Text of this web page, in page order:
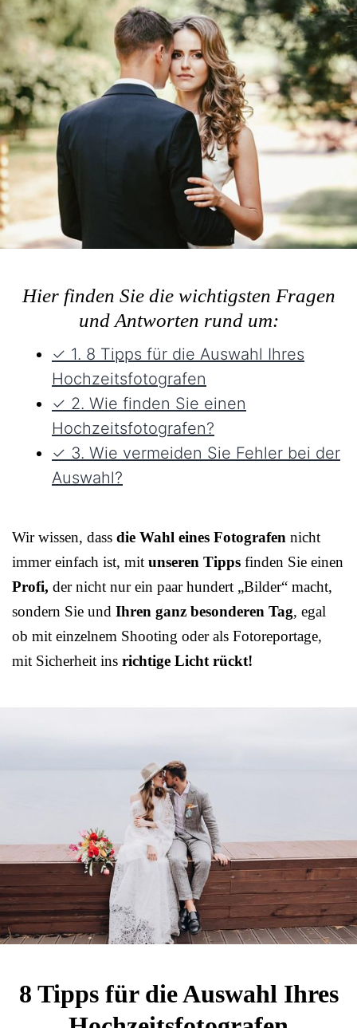
Hier finden Sie die wichtigsten Fragen
und Antworten rund um:
✓ 1. 8 Tipps für die Auswahl Ihres
Hochzeitsfotografen
✓ 2. Wie finden Sie einen
Hochzeitsfotografen?
✓ 3. Wie vermeiden Sie Fehler bei der
Auswahl?
Wir wissen, dass die Wahl eines Fotografen nicht
immer einfach ist, mit unseren Tipps finden Sie einen
Profi, der nicht nur ein paar hundert „Bilder“ macht,
sondern Sie und Ihren ganz besonderen Tag, egal
ob mit einzelnem Shooting oder als Fotoreportage,
mit Sicherheit ins richtige Licht rückt!
8 Tipps für die Auswahl Ihres